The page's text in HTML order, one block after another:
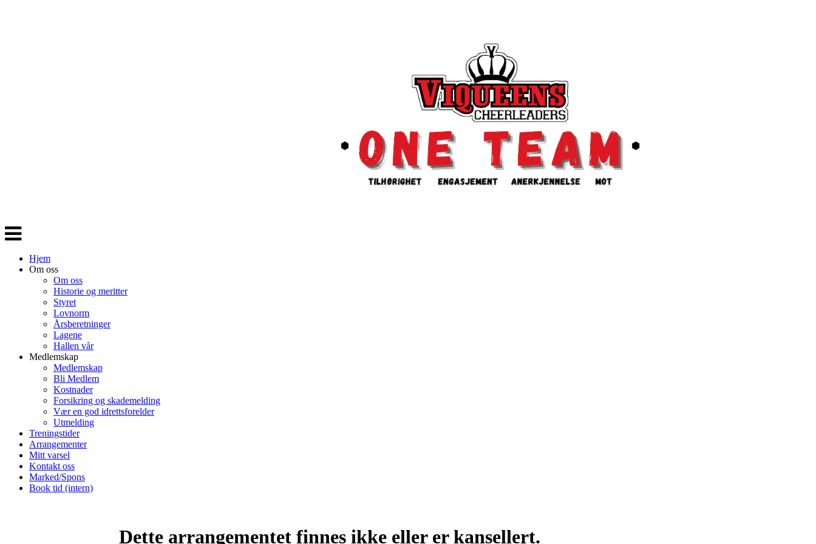
Veksle
navigasjon
Hjem
Om oss
Om oss
Historie og meritter
Styret
Lovnorm
Årsberetninger
Lagene
Hallen vår
Medlemskap
Medlemskap
Bli Medlem
Kostnader
Forsikring og skademelding
Vær en god idrettsforelder
Utmelding
Treningstider
Arrangementer
Mitt varsel
Kontakt oss
Marked/Spons
Book tid (intern)
Dette arrangementet finnes ikke eller er kansellert.